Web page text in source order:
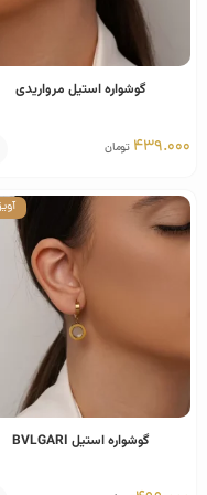
گوشواره استیل مرواریدی
تومان
گوشواره استیل BVLGARI